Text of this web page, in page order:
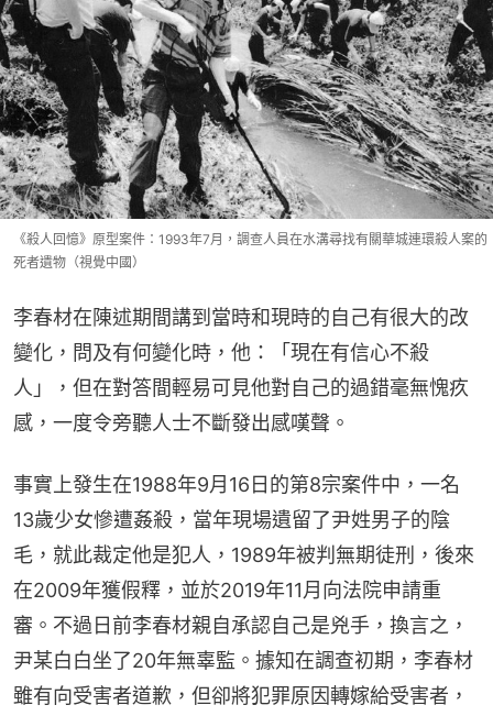
《殺人回憶》原型案件：1993年7月，調查人員在水溝尋找有關華城連環殺人案的
死者遺物（視覺中國）
李春材在陳述期間講到當時和現時的自己有很大的改
變化，問及有何變化時，他：「現在有信心不殺
人」，但在對答間輕易可見他對自己的過錯毫無愧疚
感，一度令旁聽人士不斷發出感嘆聲。
事實上發生在1988年9月16日的第8宗案件中，一名
13歲少女慘遭姦殺，當年現場遺留了尹姓男子的陰
毛，就此裁定他是犯人，1989年被判無期徒刑，後來
在2009年獲假釋，並於2019年11月向法院申請重
審。不過日前李春材親自承認自己是兇手，換言之，
尹某白白坐了20年無辜監。據知在調查初期，李春材
雖有向受害者道歉，但卻將犯罪原因轉嫁給受害者，